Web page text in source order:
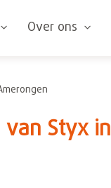
Over ons
Styx in